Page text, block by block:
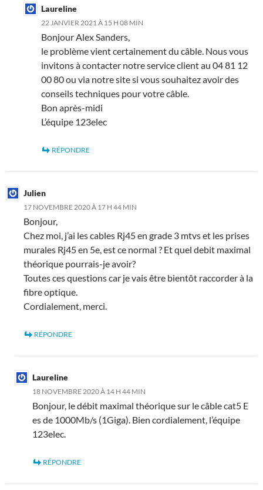
Laureline
22 JANVIER 2021 À 15 H 08 MIN
Bonjour Alex Sanders,
le problème vient certainement du câble. Nous vous
invitons à contacter notre service client au 04 81 12
00 80 ou via notre sitesi vous souhaitez avoir des
conseils techniques pour votre câble.
Bon après-midi
L’équipe 123elec
RÉPONDRE
Julien
17 NOVEMBRE 2020 À 17 H 44 MIN
Bonjour,
Chez moi, j’ai les cables Rj45 en grade 3 mtvs et les prises
murales Rj45 en 5e, est ce normal ? Et quel debit maximal
théorique pourrais-je avoir?
Toutes ces questions car je vais être bientôt raccorder à la
fibre optique.
Cordialement, merci.
RÉPONDRE
Laureline
18 NOVEMBRE 2020 À 14 H 44 MIN
Bonjour, le débit maximal théorique sur le câble cat5 E
es de 1000Mb/s (1Giga). Bien cordialement, l’équipe
123elec.
RÉPONDRE